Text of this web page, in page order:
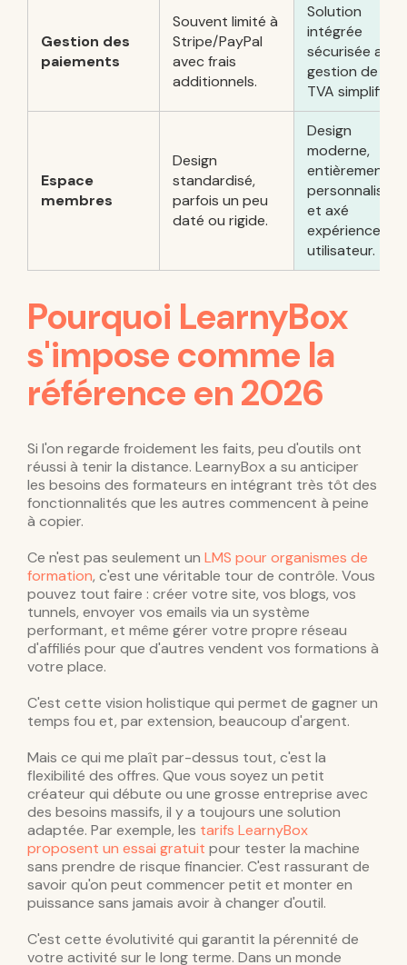
Gestion des
paiements
Souvent limité à
Stripe/PayPal
avec frais
additionnels.
Solution
intégrée
sécurisée avec
gestion de la
TVA simplifiée.
Espace
membres
Design
standardisé,
parfois un peu
daté ou rigide.
Design
moderne,
entièrement
et axé
expérience
utilisateur.
Pourquoi LearnyBox
s'impose comme la
référence en 2026
Si l'on regarde froidement les faits, peu d'outils ont
réussi à tenir la distance. LearnyBox a su anticiper
les besoins des formateurs en intégrant très tôt des
fonctionnalités que les autres commencent à peine
à copier.
Ce n'est pas seulement un LMS pour organismes de
formation, c'est une véritable tour de contrôle. Vous
pouvez tout faire : créer votre site, vos blogs, vos
tunnels, envoyer vos emails via un système
performant, et même gérer votre propre réseau
d'affiliés pour que d'autres vendent vos formations à
votre place.
C'est cette vision holistique qui permet de gagner un
temps fou et, par extension, beaucoup d'argent.
Mais ce qui me plaît par-dessus tout, c'est la
flexibilité des offres. Que vous soyez un petit
créateur qui débute ou une grosse entreprise avec
des besoins massifs, il y a toujours une solution
adaptée. Par exemple, les tarifs LearnyBox
proposent un essai gratuit pour tester la machine
sans prendre de risque financier. C'est rassurant de
savoir qu'on peut commencer petit et monter en
puissance sans jamais avoir à changer d'outil.
C'est cette évolutivité qui garantit la pérennité de
votre activité sur le long terme. Dans un monde